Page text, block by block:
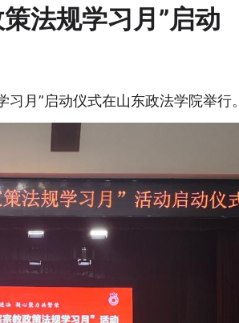
法规学习月”启动
月”启动仪式在山东政法学院举行。